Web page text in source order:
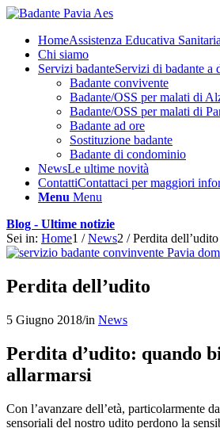
HomeAssistenza Educativa Sanitaria
Chi siamo
Servizi badanteServizi di badante a
Badante convivente
Badante/OSS per malati di
Badante/OSS per malati di
Badante ad ore
Sostituzione badante
Badante di condominio
NewsLe ultime novità
ContattiContattaci per maggiori
Menu Menu
Blog - Ultime notizie
Sei in: Home1 / News2 / Perdita dell’udito
Perdita dell’udito
5 Giugno 2018/in News
Perdita d’udito: quando
allarmarsi
Con l’avanzare dell’età, particolarmente
sensoriali del nostro udito perdono la